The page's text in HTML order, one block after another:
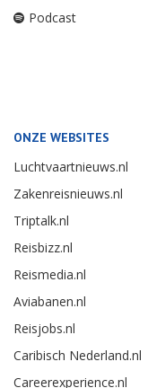
Podcast
ONZE WEBSITES
Luchtvaartnieuws.nl
Zakenreisnieuws.nl
Triptalk.nl
Reisbizz.nl
Reismedia.nl
Aviabanen.nl
Reisjobs.nl
Caribisch Nederland.nl
Careerexperience.nl